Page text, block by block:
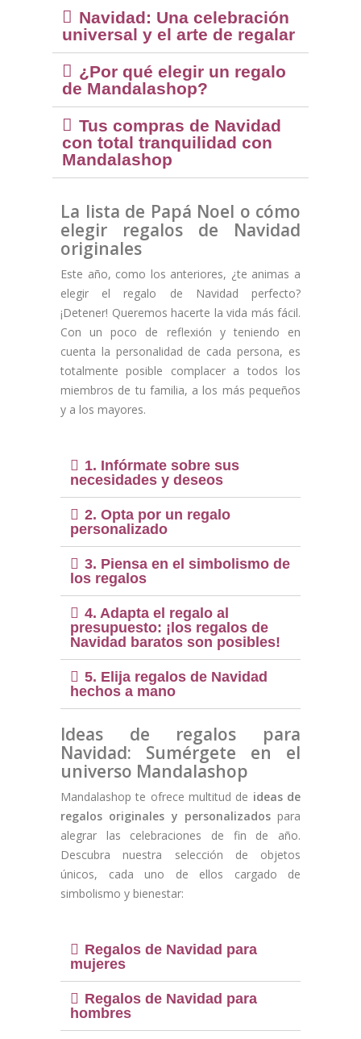
Navidad: Una celebración
universal y el arte de regalar
¿Por qué elegir un regalo
de Mandalashop?
Tus compras de Navidad
con total tranquilidad con
Mandalashop
La lista de Papá Noel o cómo
elegir regalos de Navidad
originales
Este año, como los anteriores, ¿te animas a
elegir el regalo de Navidad perfecto?
¡Detener! Queremos hacerte la vida más fácil.
Con un poco de reflexión y teniendo en
cuenta la personalidad de cada persona, es
totalmente posible complacer a todos los
miembros de tu familia, a los más pequeños
y a los mayores.
1. Infórmate sobre sus
necesidades y deseos
2. Opta por un regalo
personalizado
3. Piensa en el simbolismo de
los regalos
4. Adapta el regalo al
presupuesto: ¡los regalos de
Navidad baratos son posibles!
5. Elija regalos de Navidad
hechos a mano
Ideas de regalos para
Navidad: Sumérgete en el
universo Mandalashop
Mandalashop te ofrece multitud de ideas de
regalos originales y personalizadospara
alegrar las celebraciones de fin de año.
Descubra nuestra selección de objetos
únicos, cada uno de ellos cargado de
simbolismo y bienestar:
Regalos de Navidad para
mujeres
Regalos de Navidad para
hombres